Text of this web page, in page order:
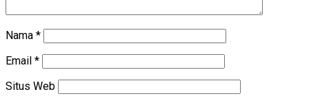
Nama *
Email *
Situs Web